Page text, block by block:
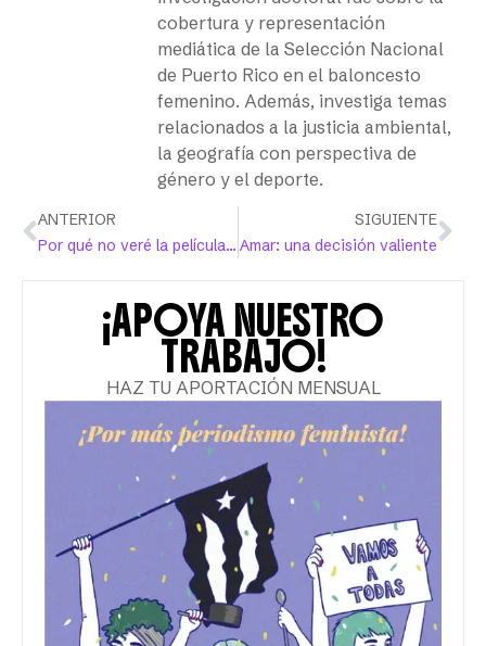
cobertura y representación
mediática de la Selección Nacional
de Puerto Rico en el baloncesto
femenino. Además, investiga temas
relacionados a la justicia ambiental,
la geografía con perspectiva de
género y el deporte.
ANTERIOR
Por qué no veré la película “Amsterdam” y escribo sobre eso
SIGUIENTE
Amar: una decisión valiente
¡APOYA NUESTRO
TRABAJO!
HAZ TU APORTACIÓN MENSUAL